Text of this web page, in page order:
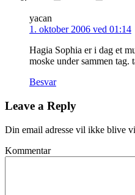
yacan
1. oktober 2006 ved 01:14
Hagia Sophia er i dag et
moske under sammen tag.
Besvar
Leave a Reply
Din email adresse vil ikke blive
Kommentar